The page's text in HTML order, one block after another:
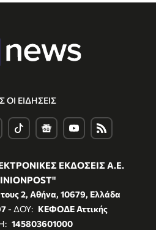
ΟΙ ΕΙΔΗΣΕΙΣ
ΕΚΔΟΣΕΙΣ Α.Ε.
2, Αθήνα, 10679, Ελλάδα
- ΔΟΥ: ΚΕΦΟΔΕ Αττικής
145803601000